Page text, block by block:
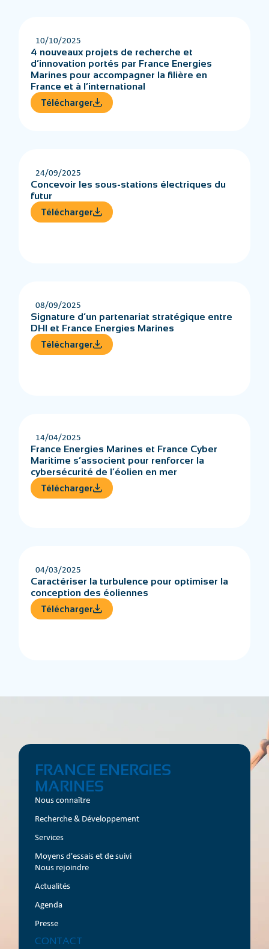
10/10/2025
4 nouveaux projets de recherche et
d’innovation portés par France Energies
Marines pour accompagner la filière en
France et à l’international
Télécharger
24/09/2025
Concevoir les sous-stations électriques du
futur
Télécharger
08/09/2025
Signature d’un partenariat stratégique entre
DHI et France Energies Marines
Télécharger
14/04/2025
France Energies Marines et France Cyber
Maritime s’associent pour renforcer la
cybersécurité de l’éolien en mer
Télécharger
04/03/2025
Caractériser la turbulence pour optimiser la
conception des éoliennes
Télécharger
FRANCE ENERGIES
MARINES
Nous connaître
Recherche & Développement
Services
Moyens d'essais et de suivi
Nous rejoindre
Actualités
Agenda
Presse
CONTACT